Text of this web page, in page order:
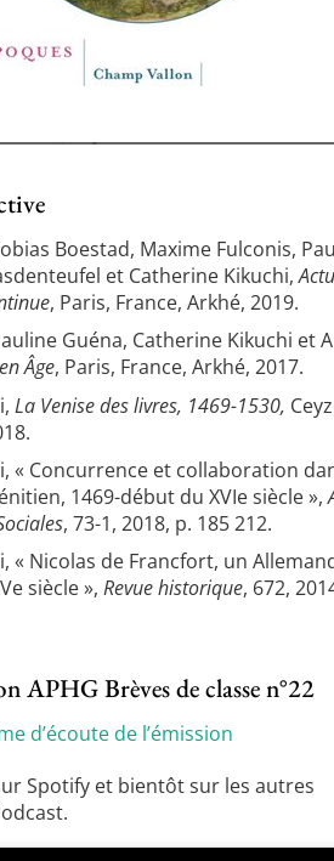
Boestad, Maxime Fulconis,
et Catherine Kikuchi,
, Paris, France, Arkhé, 2019.
Guéna, Catherine Kikuchi et
Âge, Paris, France, Arkhé, 2017.
La Venise des livres, 1469-1530,
« Concurrence et collaboration
1469-début du XVIe siècle »,
, 73-1, 2018, p. 185 212.
« Nicolas de Francfort, un
siècle »,Revue historique, 672,
APHG Brèves de classe n°22
d’écoute de l’émission
Spotify et bientôt sur les autres